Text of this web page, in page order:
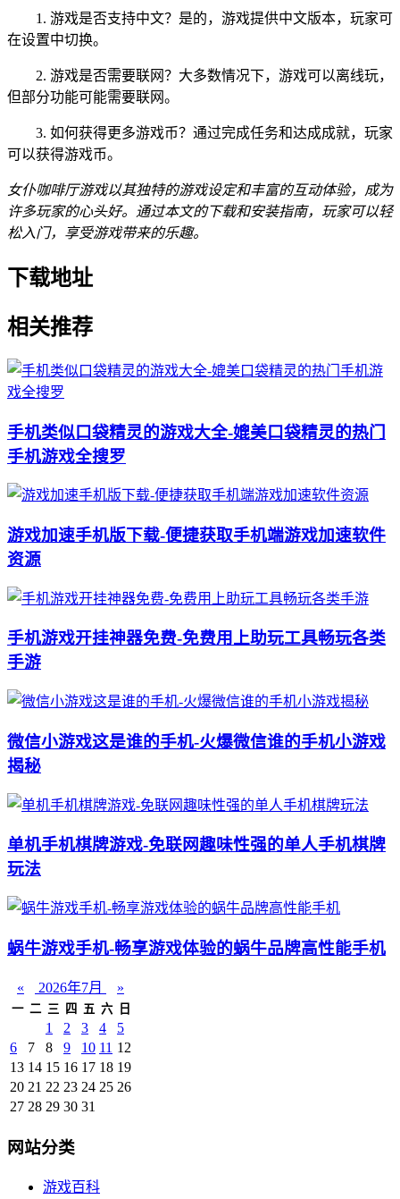
1. 游戏是否支持中文？是的，游戏提供中文版本，玩家可
在设置中切换。
2. 游戏是否需要联网？大多数情况下，游戏可以离线玩，
但部分功能可能需要联网。
3. 如何获得更多游戏币？通过完成任务和达成成就，玩家
可以获得游戏币。
女仆咖啡厅游戏以其独特的游戏设定和丰富的互动体验，成为
许多玩家的心头好。通过本文的下载和安装指南，玩家可以轻
松入门，享受游戏带来的乐趣。
下载地址
相关推荐
手机类似口袋精灵的游戏大全-媲美口袋精灵的热门
手机游戏全搜罗
游戏加速手机版下载-便捷获取手机端游戏加速软件
资源
手机游戏开挂神器免费-免费用上助玩工具畅玩各类
手游
微信小游戏这是谁的手机-火爆微信谁的手机小游戏
揭秘
单机手机棋牌游戏-免联网趣味性强的单人手机棋牌
玩法
蜗牛游戏手机-畅享游戏体验的蜗牛品牌高性能手机
« 2026年7月 »
一 二 三 四 五 六 日
1 2 3 4
5
6
7 8 9 10 11 12
13 14 15 16 17 18 19
20 21 22 23 24 25 26
27 28 29 30 31
网站分类
游戏百科